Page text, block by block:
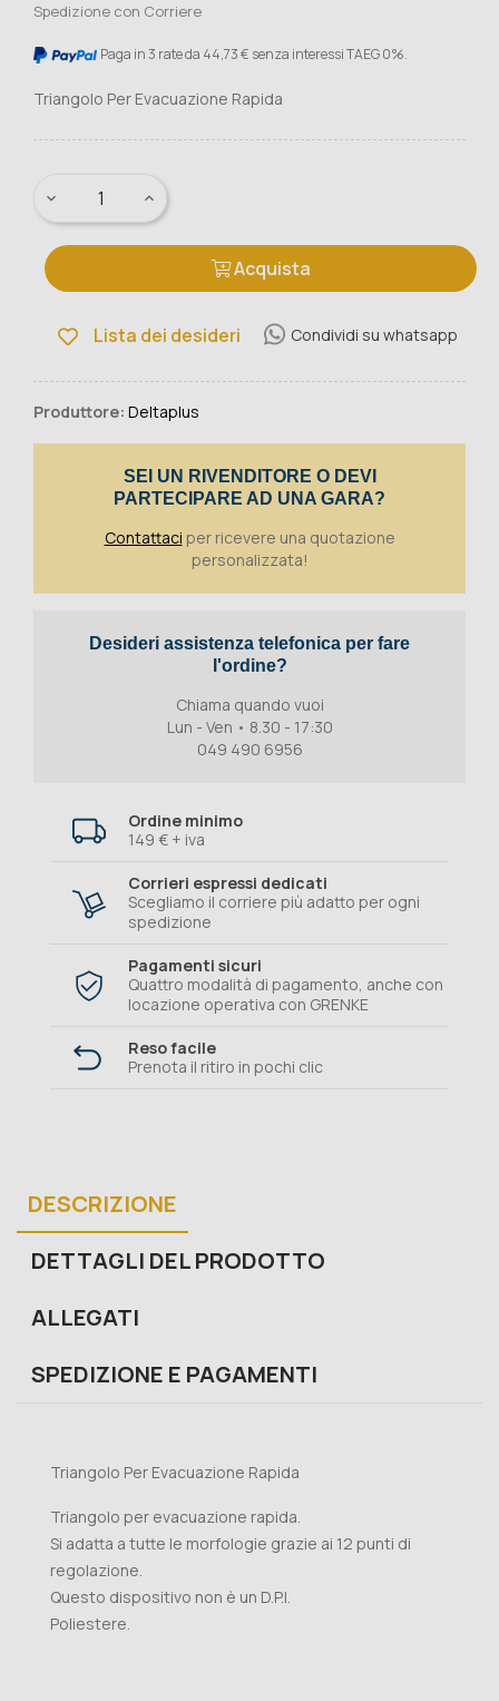
Spedizione con Corriere
Paga in 3 rate da 44,73 € senza interessi TAEG 0%.
Triangolo Per Evacuazione Rapida
Acquista
Lista dei desideri Condividi su whatsapp
Produttore: Deltaplus
SEI UN RIVENDITORE O DEVI
PARTECIPARE AD UNA GARA?
Contattaci per ricevere una quotazione
personalizzata!
Desideri assistenza telefonica per fare
l'ordine?
Chiama quando vuoi
Lun - Ven • 8.30 - 17:30
049 490 6956
Ordine minimo
149 € + iva
Corrieri espressi dedicati
Scegliamo il corriere più adatto per ogni
spedizione
Pagamenti sicuri
Quattro modalità di pagamento, anche con
locazione operativa con GRENKE
Reso facile
Prenota il ritiro in pochi clic
DESCRIZIONE
DETTAGLI DEL PRODOTTO
ALLEGATI
SPEDIZIONE E PAGAMENTI
Triangolo Per Evacuazione Rapida
Triangolo per evacuazione rapida.
Si adatta a tutte le morfologie grazie ai 12 punti di
regolazione.
Questo dispositivo non è un D.P.I.
Poliestere.